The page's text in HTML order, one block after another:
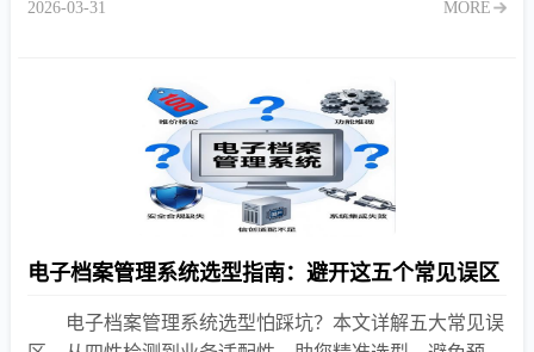
2026-03-31 MORE
电子档案管理系统选型指南：避开这五个常见误区
电子档案管理系统选型怕踩坑？本文详解五大常见误